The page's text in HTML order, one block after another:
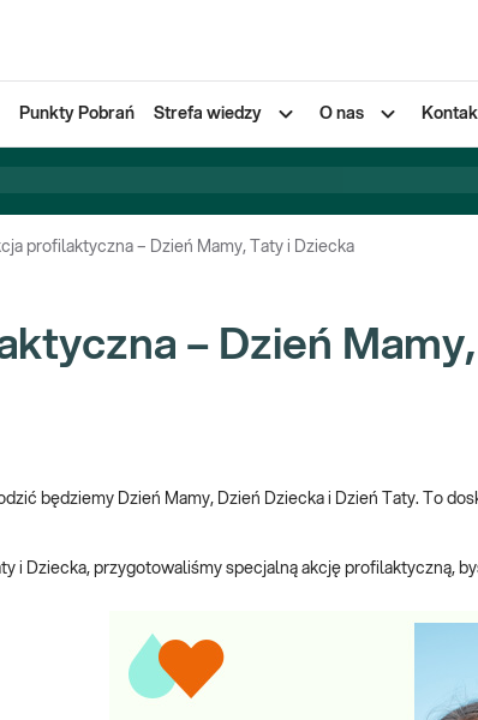
Punkty Pobrań Strefa wiedzy O nas
profilaktyczna – Dzień Mamy, Taty i Dziecka
– Dzień
będziemy Dzień Mamy, Dzień Dziecka i Dzień Taty. To
i Dziecka, przygotowaliśmy specjalną akcję profilaktyczną,